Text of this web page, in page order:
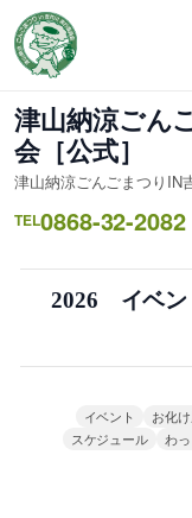
容
を
ス
キ
ッ
プ
津山納涼ごん
会［公式］
津山納涼ごんごまつりIN
TEL0868-32-2082
2026 イベン
イベント お化
スケジュール
わ